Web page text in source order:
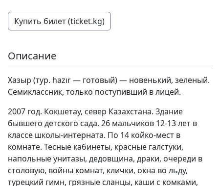
Купить билет (ticket.kg)
Описание
Хазыр (тур. hazır — готовый) — новенький, зеленый.
Семиклассник, только поступивший в лицей.
2007 год. Кокшетау, север Казахстана. Здание
бывшего детского сада. 26 мальчиков 12-13 лет в
классе школы-интерната. По 14 койко-мест в
комнате. Тесные кабинеты, красные галстуки,
напольные унитазы, дедовщина, драки, очереди в
столовую, войны комнат, клички, окна во льду,
турецкий гимн, грязные сланцы, каши с комками,